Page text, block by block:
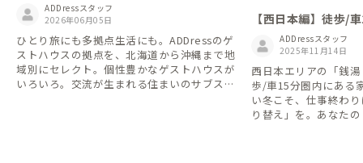
ADDressスタッフ
2026年06月05日
ひとり旅にも多拠点生活にも。ADDressのゲ
ストハウスの拠点を、北海道から沖縄まで地
域別にセレクト。個性豊かなゲストハウスが
いろいろ。交流が生まれる住まいのサブスク
【西日本編】徒歩/
がある家ADDressスタッフ
2025年11月14日
西日本エリアの「銭
歩/車15分圏内にある
い冬こそ、仕事終わ
り替え」を。あなた